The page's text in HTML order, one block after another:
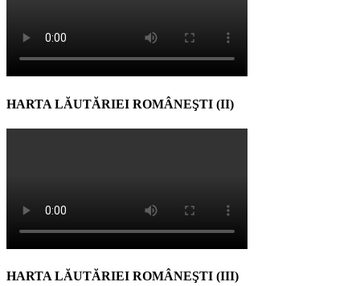
HARTA LĂUTĂRIEI ROMÂNEŞTI (II)
HARTA LĂUTĂRIEI ROMÂNEŞTI (III)